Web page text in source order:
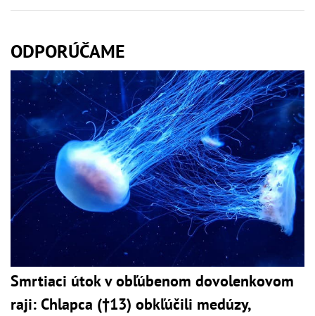
ODPORÚČAME
Smrtiaci útok v obľúbenom dovolenkovom
raji: Chlapca (†13) obkľúčili medúzy,